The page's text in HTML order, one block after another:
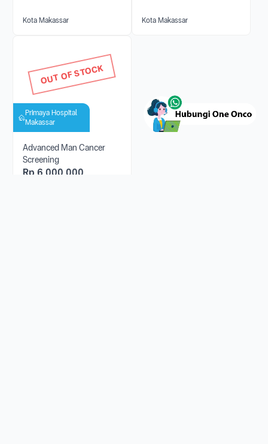
Kota Makassar Kota Makassar
OUT OF STOCK
Primaya Hospital
Makassar
Advanced Man Cancer
Screening
Rp 6.000.000